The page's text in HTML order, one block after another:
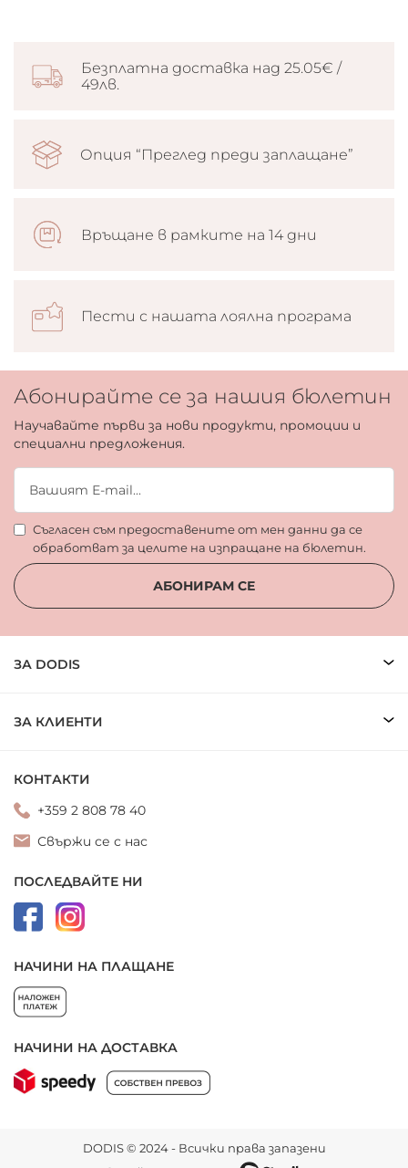
Безплатна доставка над 25.05€ /
49лв.
Опция “Преглед преди заплащане”
Връщане в рамките на 14 дни
Пести с нашата лоялна програма
Абонирайте се за нашия бюлетин
Научавайте първи за нови продукти, промоции и
специални предложения.
Съгласен съм предоставените от мен данни да се
обработват за целите на изпращане на бюлетин.
АБОНИРАМ СЕ
ЗА DODIS
ЗА КЛИЕНТИ
КОНТАКТИ
+359 2 808 78 40
Свържи се с нас
ПОСЛЕДВАЙТЕ НИ
НАЧИНИ НА ПЛАЩАНЕ
НАЧИНИ НА ДОСТАВКА
DODIS © 2024 - Всички права запазени